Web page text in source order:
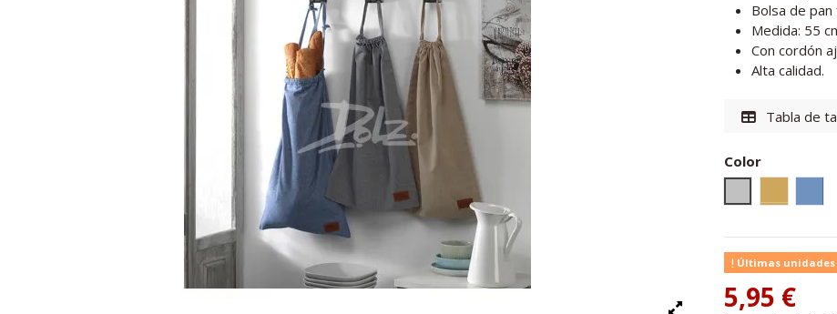
Bolsa de
Medida: 55
Con cordón
Alta calidad.
Tabla de
Color
Últimas unidades
5,95 €